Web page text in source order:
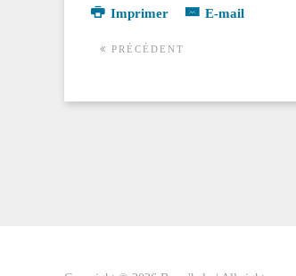
Imprimer E-mail
PRÉCÉDENT